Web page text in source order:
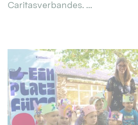
Caritasverbandes. ...